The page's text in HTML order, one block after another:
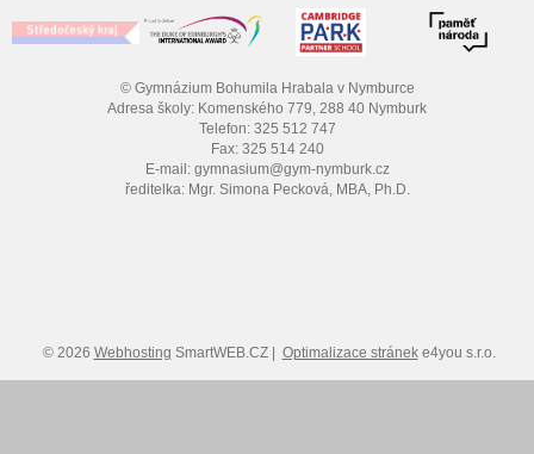
© Gymnázium Bohumila Hrabala v Nymburce
Adresa školy: Komenského 779, 288 40 Nymburk
Telefon: 325 512 747
Fax: 325 514 240
E-mail: gymnasium@gym-nymburk.cz
ředitelka: Mgr. Simona Pecková, MBA, Ph.D.
© 2026 Webhosting SmartWEB.CZ | Optimalizace stráneke4you s.r.o.